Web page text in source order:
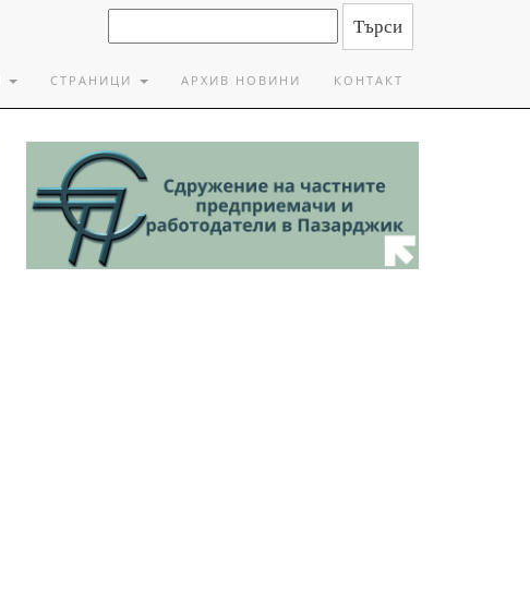
СТРАНИЦИ АРХИВ НОВИНИ КОНТАКТ